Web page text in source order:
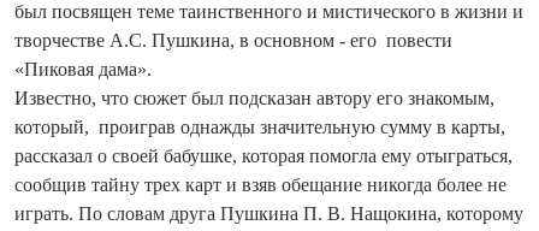
был посвящен теме таинственного и мистического в жизни и
творчестве А.С. Пушкина, в основном - его повести
«Пиковая дама».
Известно, что сюжет был подсказан автору его знакомым,
который, проиграв однажды значительную сумму в карты,
рассказал о своей бабушке, которая помогла ему отыграться,
сообщив тайну трех карт и взяв обещание никогда более не
играть. По словам друга Пушкина П. В. Нащокина, которому